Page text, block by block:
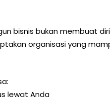
bisnis bukan membuat
organisasi yang
lewat Anda